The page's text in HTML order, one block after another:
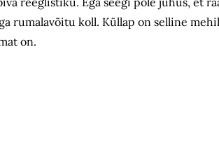
rumalavõitu koll. Küllap on selline
on.